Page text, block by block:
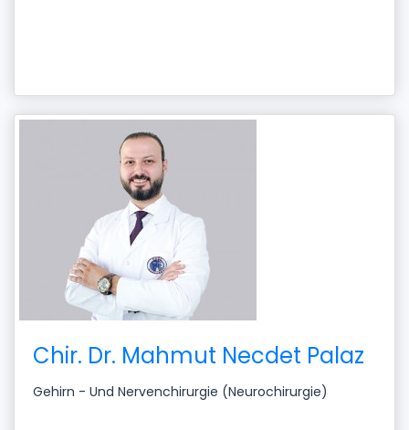
Chir. Dr. Mahmut Necdet Palaz
Gehirn - Und Nervenchirurgie (Neurochirurgie)